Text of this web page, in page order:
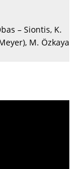
– Siontis, K.
M. Özkaya